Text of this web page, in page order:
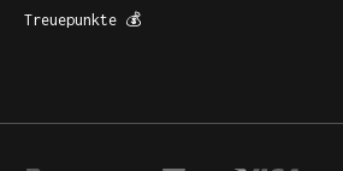
Treuepunkte 💰